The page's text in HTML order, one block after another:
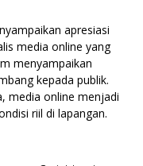
apresiasi
media online yang
menyampaikan
kepada publik.
media online menjadi
riil di lapangan.